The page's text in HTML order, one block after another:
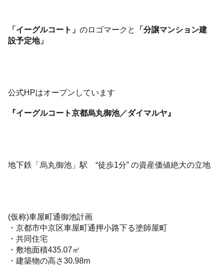
「イーグルコート」のロゴマークと
「分譲マンション建
設予定地」
公式HPはオープンしています
『イーグルコート京都烏丸御池／ダイマルヤ』
地下鉄「烏丸御池」駅 “徒歩1分” の資産価値絶大の立地
(仮称)車屋町通御池計画
・京都市中京区車屋町通押小路下る塗師屋町
・共同住宅
・敷地面積435.07㎡
・建築物の高さ30.98m